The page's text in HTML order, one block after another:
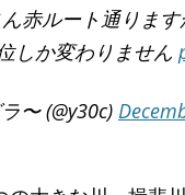
赤ルート通りま
しか変わりません
〜 (@y30c)